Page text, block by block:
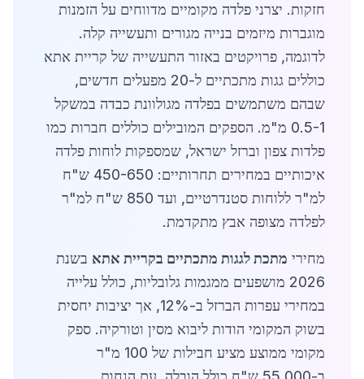
חזקות. יצרני פלדה מקומיים מדווחים על הזמנות
מוגברות מיזמים בנייה מגורים ותעשייה קלה.
לדוגמה, פרויקטים באזור התעשייה של קריית אתא
כוללים גגות מתכתיים ל-20 מפעלים חדשים,
שבהם משתמשים בפלדה מגולוונת כבדה במשקל
0.5-1 מ"מ. הספקים המובילים כוללים חברות כמו
פלדות צפון וברזל ישראל, שמספקות לוחות פלדה
איכותיים במחירים תחרותיים: 450-650 ש"ח
למ"ר ללוחות סטנדרטיים, ועד 850 ש"ח למ"ר
לפלדה מצופה אבץ מתקדמת.
מחירי מתכת לגגות מתכתיים בקריית אתא בשנת
2026 מושפעים ממגמות גלובליות, כולל עלייה
במחירי עפרות הברזל ב-12%, אך יציבות יחסית
בשוק המקומי הודות ליבוא מסין וטורקיה. ספק
מקומי ממוצע מציע חבילות של 100 מ"ר